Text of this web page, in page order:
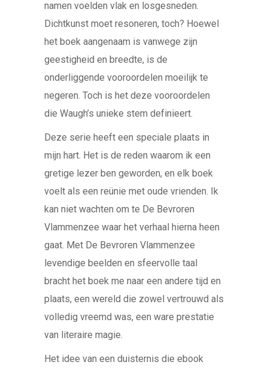
namen voelden vlak en losgesneden.
Dichtkunst moet resoneren, toch? Hoewel
het boek aangenaam is vanwege zijn
geestigheid en breedte, is de
onderliggende vooroordelen moeilijk te
negeren. Toch is het deze vooroordelen
die Waugh’s unieke stem definieert.
Deze serie heeft een speciale plaats in
mijn hart. Het is de reden waarom ik een
gretige lezer ben geworden, en elk boek
voelt als een reünie met oude vrienden. Ik
kan niet wachten om te De Bevroren
Vlammenzee waar het verhaal hierna heen
gaat. Met De Bevroren Vlammenzee
levendige beelden en sfeervolle taal
bracht het boek me naar een andere tijd en
plaats, een wereld die zowel vertrouwd als
volledig vreemd was, een ware prestatie
van literaire magie.
Het idee van een duisternis die ebook